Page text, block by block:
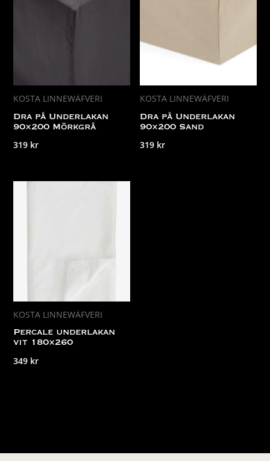
KOSTA LINNEWÄFVERI
Dra på Underlakan
90×200 Mörkgrå
319 kr
KOSTA LINNEWÄFVERI
Dra på Underlakan
90×200 Sand
319 kr
KOSTA LINNEWÄFVERI
Percale underlakan
vit 180×260
349 kr